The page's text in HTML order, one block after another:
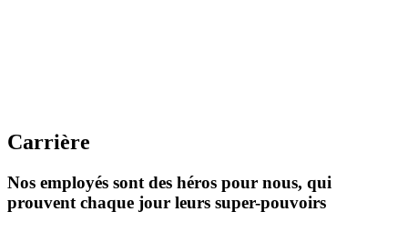
Carrière
Nos employés sont des héros pour nous, qui
prouvent chaque jour leurs super-pouvoirs